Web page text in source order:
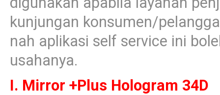
kunjungan konsumen/
nah aplikasi self service ini
usahanya.
I. Mirror +Plus Hologram 34D